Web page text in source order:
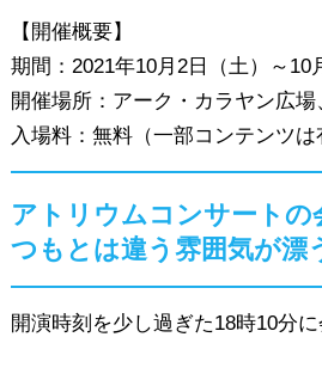
【開催概要】
期間：2021年10月2日（土）～10
開催場所：アーク・カラヤン広
入場料：無料（一部コンテンツは
アトリウムコンサートの
つもとは違う雰囲気が漂
開演時刻を少し過ぎた18時10分に